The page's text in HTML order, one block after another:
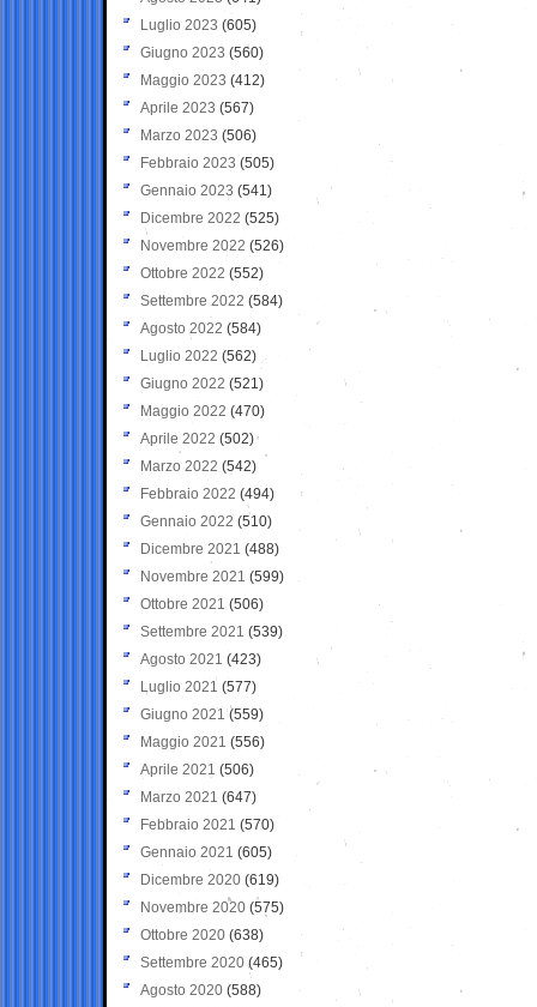
Luglio 2023 (605)
Giugno 2023 (560)
Maggio 2023 (412)
Aprile 2023 (567)
Marzo 2023 (506)
Febbraio 2023 (505)
Gennaio 2023 (541)
Dicembre 2022 (525)
Novembre 2022 (526)
Ottobre 2022 (552)
Settembre 2022 (584)
Agosto 2022 (584)
Luglio 2022 (562)
Giugno 2022 (521)
Maggio 2022 (470)
Aprile 2022 (502)
Marzo 2022 (542)
Febbraio 2022 (494)
Gennaio 2022 (510)
Dicembre 2021 (488)
Novembre 2021 (599)
Ottobre 2021 (506)
Settembre 2021 (539)
Agosto 2021 (423)
Luglio 2021 (577)
Giugno 2021(559)
Maggio 2021 (556)
Aprile 2021 (506)
Marzo 2021 (647)
Febbraio 2021 (570)
Gennaio 2021 (605)
Dicembre 2020 (619)
Novembre 2020 (575)
Ottobre 2020 (638)
Settembre 2020(465)
Agosto 2020 (588)